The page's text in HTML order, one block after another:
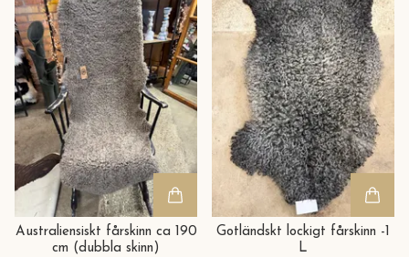
Australiensiskt fårskinn ca 190
cm (dubbla skinn)
Gotländskt lockigt fårskinn -1
L